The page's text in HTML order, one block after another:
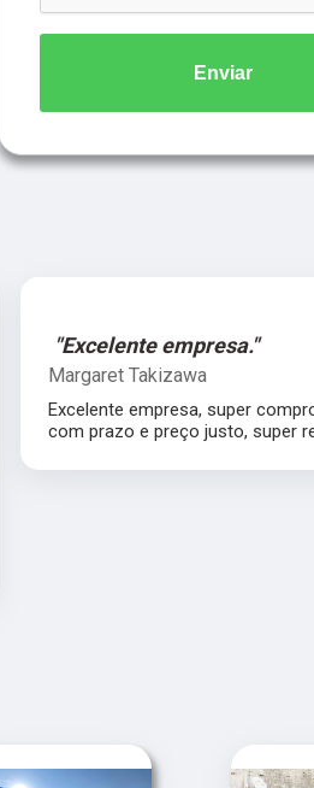
Enviar
"Excelente empresa."
Margaret Takizawa
Excelente empresa, super
com prazo e preço justo, super